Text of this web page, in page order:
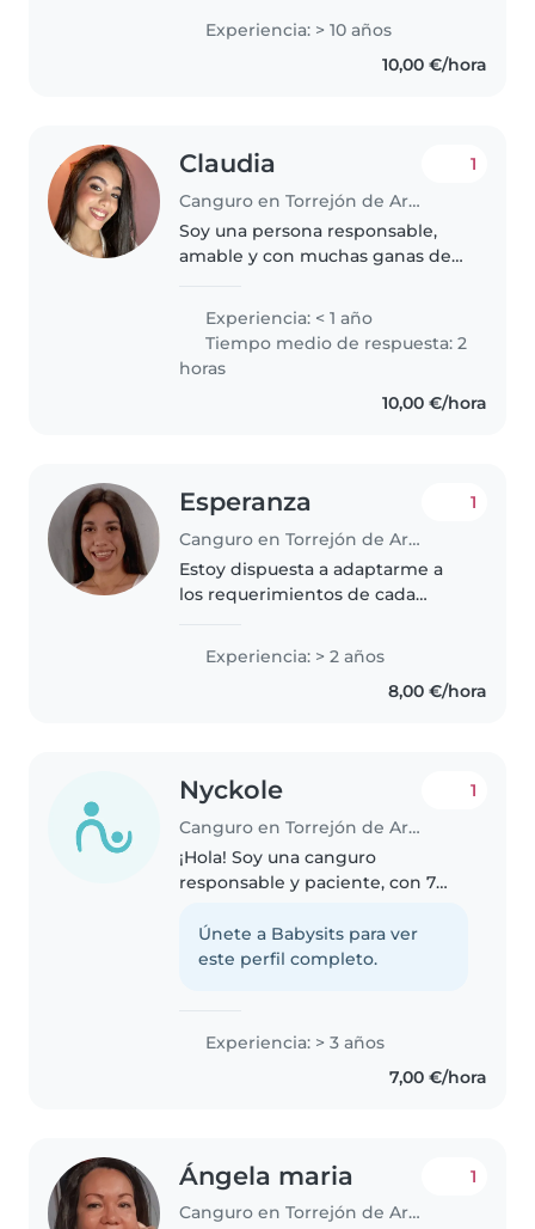
paciente , amable y siempre
presta para que todo marche
muy bien , tengo 22 años de
Experiencia: > 10 años
10,00 €/hora
Claudia
Canguro en Torrejón de Ardoz
1
Soy una persona responsable,
amable y con muchas ganas de
canguro. Aunque no tengo
experiencia con niños pequeños,
aprendo rápido y me adapto con
facilidad...
Experiencia: < 1 año
Tiempo medio de respuesta: 2
horas
10,00 €/hora
Esperanza
Canguro en Torrejón de Ardoz
1
Estoy dispuesta a adaptarme a
los requerimientos de cada
experiencia y disfruto mucho
cuidando de ellos de la forma
Experiencia: > 2 años
8,00 €/hora
Nyckole
Canguro en Torrejón de Ardoz
1
¡Hola! Soy una canguro
responsable y paciente, con 7
niños de todas las edades. Me
encanta dibujar, hacer
Únete a Babysits para ver
este perfil completo.
Experiencia: > 3 años
7,00 €/hora
Ángela maria
Canguro en Torrejón de Ardoz
1